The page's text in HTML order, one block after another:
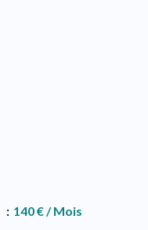
140 € / Mois